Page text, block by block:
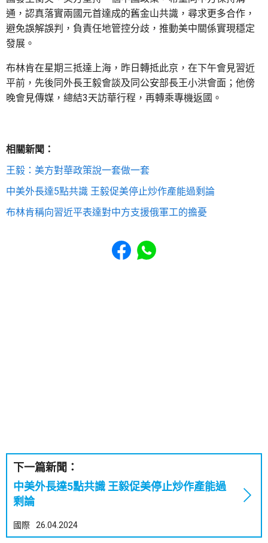
通，認真落實兩國元首達成的舊金山共識，尋求更多合作，
避免誤解誤判，負責任地管控分歧，推動美中關係實現穩定
發展。
布林肯在星期三抵達上海，昨日轉抵此京，在下午會見習近
平前，先後同外長王毅會談及同公安部長王小洪會面；他傍
晚會見傳媒，總結3天訪華行程，再轉乘專機返國。
相關新聞：
王毅：美方對華政策說一套做一套
中美外長達5點共識 王毅促美停止炒作產能過剩論
布林肯稱向習近平表達對中方支援俄軍工的擔憂
Share to Facebook
Share to WhatsApp
下一篇新聞：
中美外長達5點共識 王毅促美停止炒作產能過
剩論
國際 26.04.2024